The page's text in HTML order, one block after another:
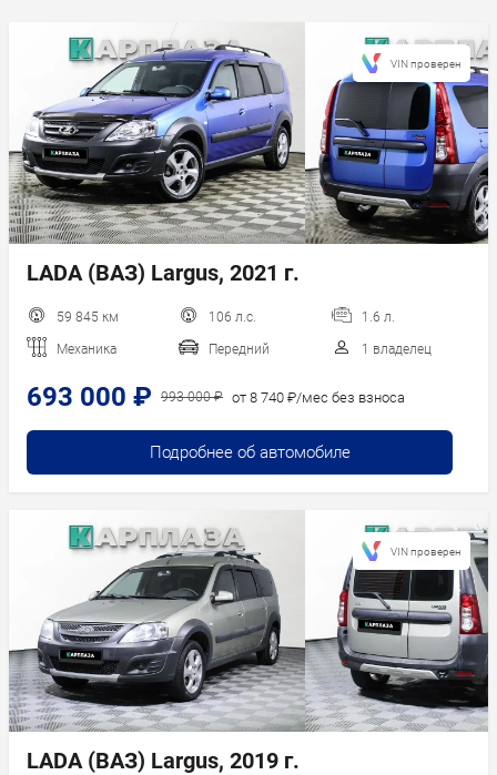
Сначала
Сначала
дороже
Пробег
Год новее
Год старше
LADA (ВАЗ) Largus, 2021 г.
59 845 км 106 л.с. 1.6 л.
Механика Передний 1 владелец
693 000 ₽ 993 000 ₽ от 8 740 ₽/мес без взноса
Подробнее об автомобиле
VIN проверен
LADA (ВАЗ) Largus, 2019 г.
VIN проверен